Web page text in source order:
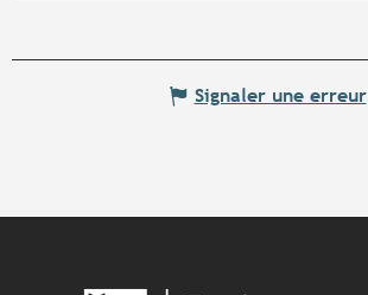
Signaler une erreur